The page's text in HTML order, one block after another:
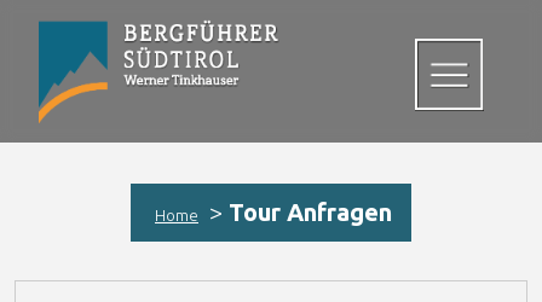
Home > Tour Anfragen